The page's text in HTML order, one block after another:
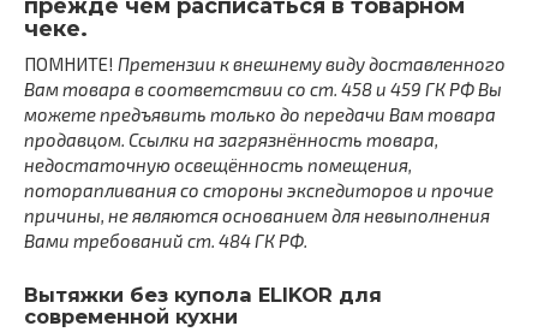
прежде чем расписаться в товарном
чеке.
ПОМНИТЕ! Претензии к внешнему виду доставленного
Вам товара в соответствии со ст. 458 и 459 ГК РФ Вы
можете предъявить только до передачи Вам товара
продавцом. Ссылки на загрязнённость товара,
недостаточную освещённость помещения,
поторапливания со стороны экспедиторов и прочие
причины, не являются основанием для невыполнения
Вами требований ст. 484 ГК РФ.
Вытяжки без купола ELIKOR для
современной кухни